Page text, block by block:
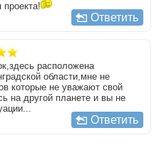
Ответить
расположена
области,мне не
которые не уважают свой
на другой планете и вы не
Ответить